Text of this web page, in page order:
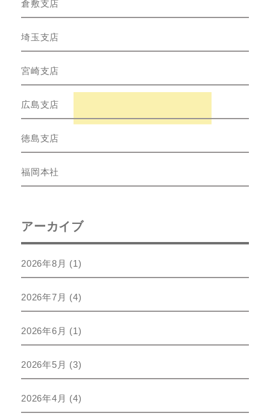
倉敷支店
埼玉支店
宮崎支店
広島支店
徳島支店
福岡本社
アーカイブ
2026年8月 (1)
2026年7月 (4)
2026年6月 (1)
2026年5月 (3)
2026年4月 (4)